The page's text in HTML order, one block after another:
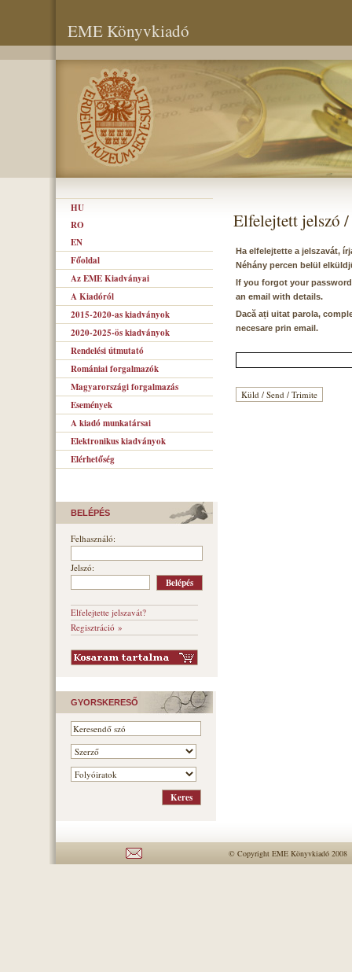
EME Könyvkiadó
HU
RO
EN
Főoldal
Az EME Kiadványai
A Kiadóról
2015-2020-as kiadványok
2020-2025-ös kiadványok
Rendelési útmutató
Romániai forgalmazók
Magyarországi forgalmazás
Események
A kiadó munkatársai
Elektronikus kiadványok
Elérhetőség
BELÉPÉS
Felhasználó:
Jelszó:
Elfelejtette jelszavát?
Regisztráció »
GYORSKERESŐ
Elfelejtett jelszó /
Ha elfelejtette a jelszavát,
Néhány percen belül
If you forgot your
an email with details.
Dacă ați uitat parola,
necesare prin email.
© Copyright EME Könyvkiadó 2008